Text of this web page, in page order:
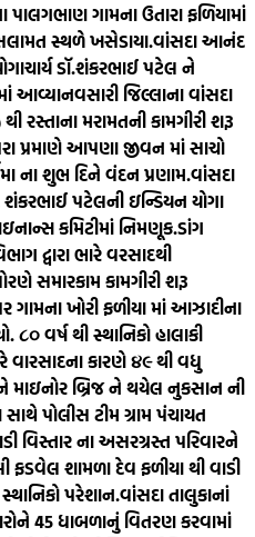
પાલગભાણ ગામના ઉતારા ફળિયામાં
સ્થળે ખસેડાયા.વાંસદા આનંદ
ડૉ.શંકરભાઈ પટેલ ને
આવ્યાનવસારી જિલ્લાના વાંસદા
રસ્તાના મરામતની કામગીરી શરૂ
પ્રમાણે આપણા જીવન માં સાચો
ના શુભ દિને વંદન પ્રણામ.વાંસદા
પટેલની ઇન્ડિયન યોગા
કમિટીમાં નિમણૂક.ડાંગ
દ્વારા ભારે વરસાદથી
સમારકામ કામગીરી શરૂ
ગામના ખોરી ફળીયા માં આઝાદીના
વર્ષ થી સ્થાનિકો હાલાકી
વારસાદના કારણે ૪૯ થી વધુ
બ્રિજ ને થયેલ નુકસાન ની
પોલીસ ટીમ ગ્રામ પંચાયત
વિસ્તાર ના અસરગ્રસ્ત પરિવારને
ફડવેલ શામળા દેવ ફળીયા થી વાડી
પરેશાન.વાંસદા તાલુકાનાં
45 ધાબળાનું વિતરણ કરવામાં